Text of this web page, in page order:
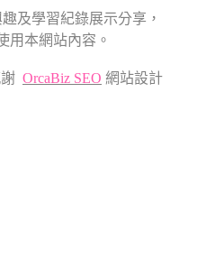
及學習紀錄展示分享，
用本網站內容。
OrcaBiz SEO 網站設計